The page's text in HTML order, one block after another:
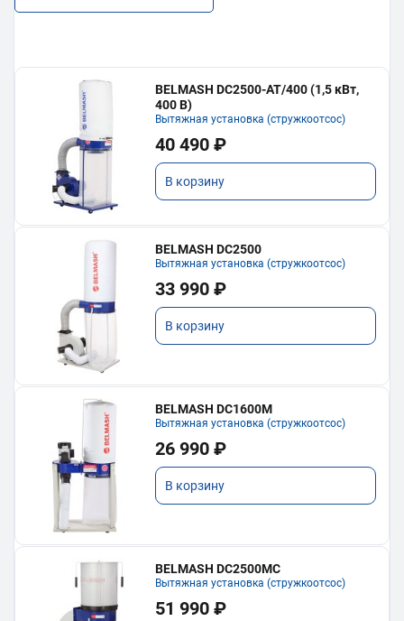
BELMASH DC2500-AT/400 (1,5 кВт,
400 В)
Вытяжная установка (стружкоотсос)
40 490 ₽
В корзину
BELMASH DC2500
Вытяжная установка (стружкоотсос)
33 990 ₽
В корзину
BELMASH DC1600M
Вытяжная установка (стружкоотсос)
26 990 ₽
В корзину
BELMASH DC2500MC
Вытяжная установка (стружкоотсос)
51 990 ₽